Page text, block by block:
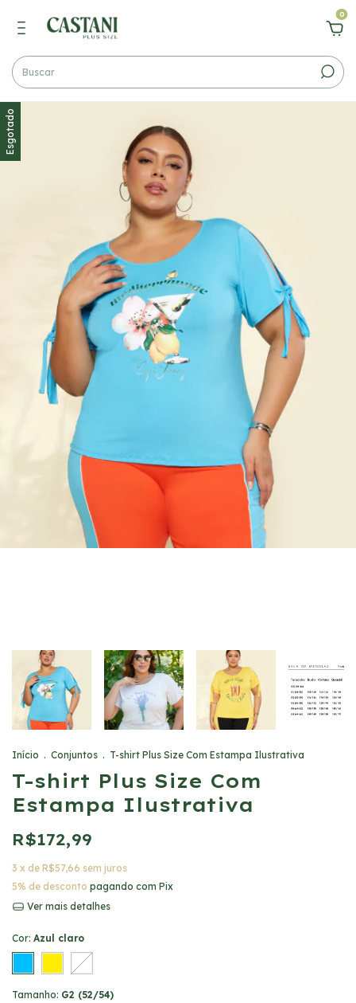
0
Esgotado
Início . Conjuntos . T-shirt Plus Size Com Estampa Ilustrativa
T-shirt Plus Size Com
Estampa Ilustrativa
R$172,99
3 x de R$57,66 sem juros
5% de desconto pagando com Pix
Ver mais detalhes
Cor: Azul claro
Tamanho: G2 (52/54)